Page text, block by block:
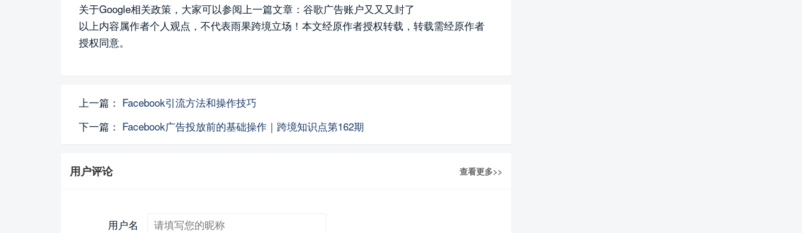
关于Google相关政策，大家可以参阅上一篇文章：谷歌广告账户又又又封了
以上内容属作者个人观点，不代表雨果跨境立场！本文经原作者授权转载，转载需经原作者
授权同意。​
上一篇： Facebook引流方法和操作技巧
下一篇： Facebook广告投放前的基础操作｜跨境知识点第162期
用户评论 查看更多>>
用户名